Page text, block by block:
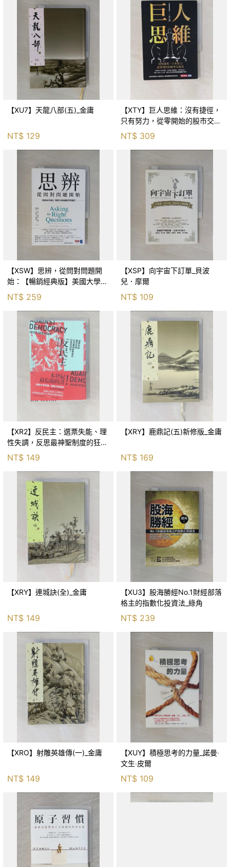
【XU7】天龍八部(五)_金庸
NT$ 129
【XTY】巨人思維：沒有捷徑，
只有努力，從零開始的股市交易
員_巨人傑
NT$ 309
【XSW】思辨，從問對問題開
始：【暢銷經典版】美國大學邏
輯思考聖經_尼爾．布朗, 史都
華．基里, 羅耀宗, 蔡宏明, 黃賓
NT$ 259
【XSP】向宇宙下訂單_貝波
兒．摩爾
NT$ 109
【XR2】反民主：選票失能、理
性失調，反思最神聖制度的狂亂
NT$ 149
【XRY】鹿鼎記(五)新修版_金庸
NT$ 169
【XRY】連城訣(全)_金庸
NT$ 149
【XU3】股海勝經No.1財經部落
格主的指數化投資法_綠角
NT$ 239
【XRO】射雕英雄傳(一)_金庸
NT$ 149
【XUY】積極思考的力量_諾曼‧
文生‧皮爾
NT$ 109